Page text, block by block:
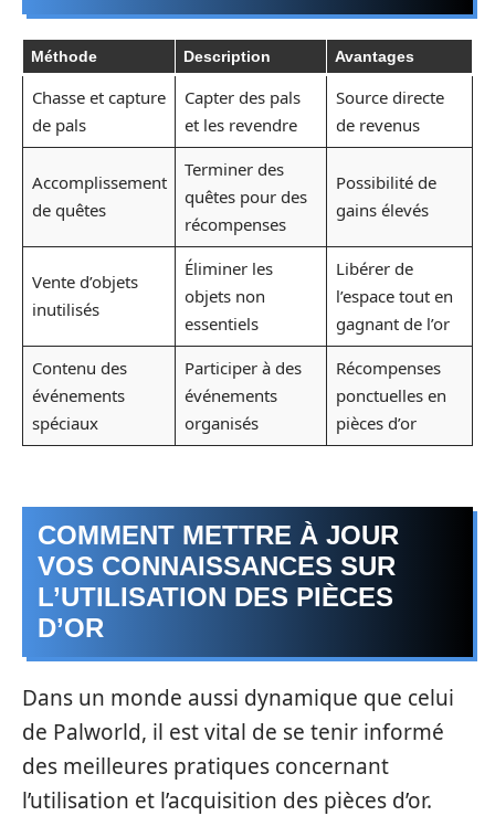
Méthode Description Avantages
Chasse et capture
de pals
Capter des pals
et les revendre
Source directe
de revenus
Accomplissement
de quêtes
Terminer des
quêtes pour des
récompenses
Possibilité de
gains élevés
Vente d’objets
inutilisés
Éliminer les
objets non
essentiels
Libérer de
l’espace tout en
gagnant de l’or
Contenu des
événements
spéciaux
Participer à des
événements
organisés
Récompenses
ponctuelles en
pièces d’or
COMMENT METTRE À JOUR
VOS CONNAISSANCES SUR
L’UTILISATION DES PIÈCES
D’OR
Dans un monde aussi dynamique que celui
de Palworld, il est vital de se tenir informé
des meilleures pratiques concernant
l’utilisation et l’acquisition des pièces d’or.